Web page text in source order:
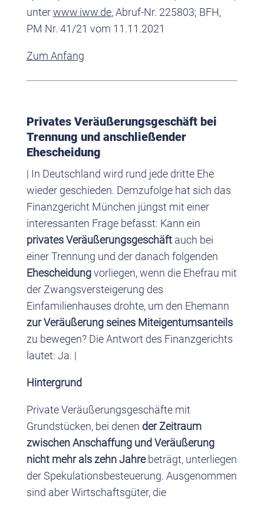
unterwww.iww.de, Abruf-Nr. 225803; BFH,
PM Nr. 41/21 vom 11.11.2021
Zum Anfang
Privates Veräußerungsgeschäft bei
Trennung und anschließender
Ehescheidung
| In Deutschland wird rund jede dritte Ehe
wieder geschieden. Demzufolge hat sich das
Finanzgericht München jüngst mit einer
interessanten Frage befasst: Kann ein
privates Veräußerungsgeschäftauch bei
einer Trennung und der danach folgenden
Ehescheidungvorliegen, wenn die Ehefrau mit
der Zwangsversteigerung des
Einfamilienhauses drohte, um den Ehemann
zur Veräußerung seines Miteigentumsanteils
zu bewegen? Die Antwort des Finanzgerichts
lautet: Ja. |
Hintergrund
Private Veräußerungsgeschäfte mit
Grundstücken, bei denen der Zeitraum
zwischen Anschaffung und Veräußerung
nicht mehr als zehn Jahrebeträgt, unterliegen
der Spekulationsbesteuerung. Ausgenommen
sind aber Wirtschaftsgüter, die